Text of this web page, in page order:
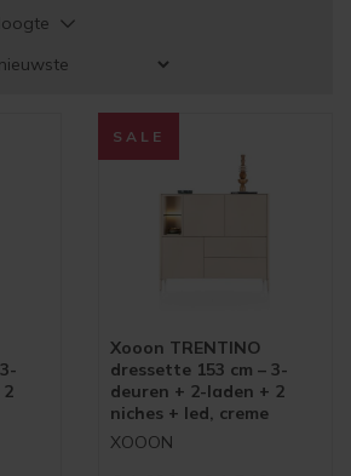
SALE
Xooon TRENTINO
dressette 153 cm – 3-
deuren + 2-laden + 2
niches + led, creme
XOOON